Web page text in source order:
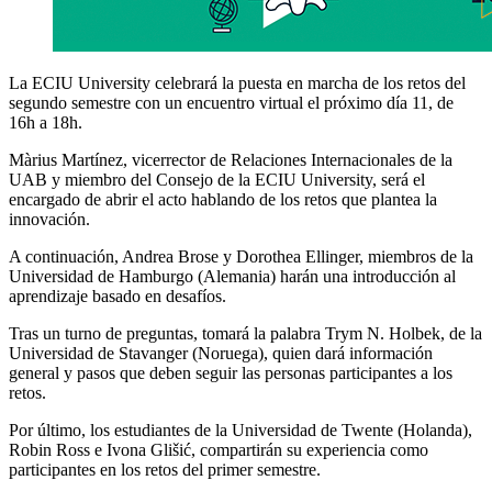
La ECIU University celebrará la puesta en marcha de los retos del
segundo semestre con un encuentro virtual el próximo día 11, de
16h a 18h.
Màrius Martínez, vicerrector de Relaciones Internacionales de la
UAB y miembro del Consejo de la ECIU University, será el
encargado de abrir el acto hablando de los retos que plantea la
innovación.
A continuación, Andrea Brose y Dorothea Ellinger, miembros de la
Universidad de Hamburgo (Alemania) harán una introducción al
aprendizaje basado en desafíos.
Tras un turno de preguntas, tomará la palabra Trym N. Holbek, de la
Universidad de Stavanger (Noruega), quien dará información
general y pasos que deben seguir las personas participantes a los
retos.
Por último, los estudiantes de la Universidad de Twente (Holanda),
Robin Ross e Ivona Glišić, compartirán su experiencia como
participantes en los retos del primer semestre.